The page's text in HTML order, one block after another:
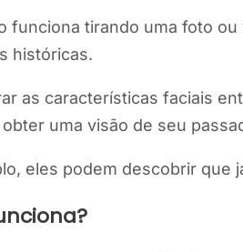
funciona tirando uma foto
históricas.
as características faciais
uma visão de seu
eles podem descobrir que